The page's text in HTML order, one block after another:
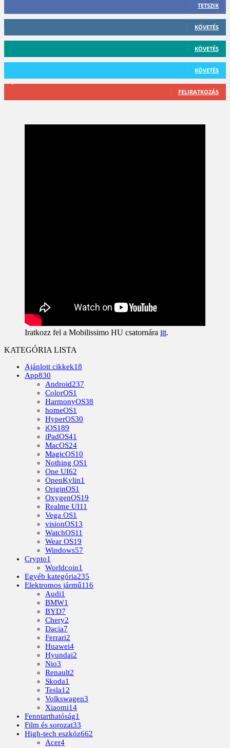
TETSZIK
KÖVETÉS
KÖVETÉS
KÖVETÉS
FELIRATKOZÁS
Iratkozz fel a Mobilissimo HU csatornára itt.
KATEGÓRIA LISTA
Ajánlott cikkek18
App830
Android237
ColorOS1
HarmonyOS38
homeOS1
HyperOS30
iOS189
iPadOS41
MacOS24
MagicOS10
Nothing OS1
One UI62
OpenKylin1
OriginOS1
OxygenOS19
Realme UI11
Vega OS1
visionOS13
WatchOS11
Wear OS19
Windows57
Crypto1
Worldcoin1
Egyéb kategória235
Elektromos jármű116
Audi1
BMW1
BYD7
Chery2
Dacia7
Ferrari2
Huawei4
Hyundai2
Nio3
Renault2
Skoda1
Tesla12
Volkswagen3
Xiaomi14
Fenntarthatóság1
Film és sorozat33
High-tech eszköz662
Acer4